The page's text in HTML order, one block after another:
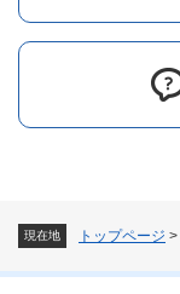
現在地 トップページ >